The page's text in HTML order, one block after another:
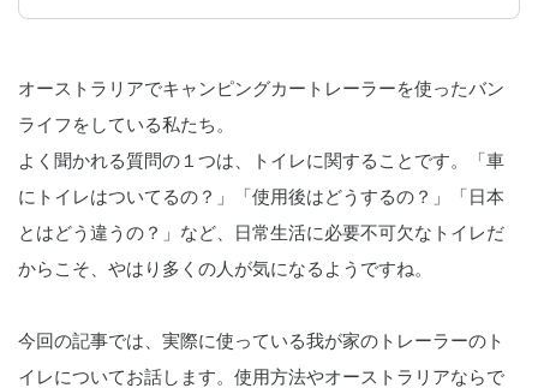
オーストラリアでキャンピングカートレーラーを使ったバン
ライフをしている私たち。
よく聞かれる質問の１つは、トイレに関することです。「車
にトイレはついてるの？」「使用後はどうするの？」「日本
とはどう違うの？」など、日常生活に必要不可欠なトイレだ
からこそ、やはり多くの人が気になるようですね。
今回の記事では、実際に使っている我が家のトレーラーのト
イレについてお話します。使用方法やオーストラリアならで